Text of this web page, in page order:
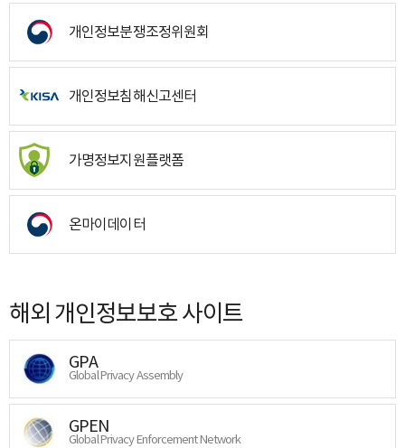
개인정보분쟁조정위원회
개인정보침해신고센터
가명정보지원플랫폼
온마이데이터
해외 개인정보보호 사이트
GPA
Global Privacy Assembly
GPEN
Global Privacy Enforcement Network